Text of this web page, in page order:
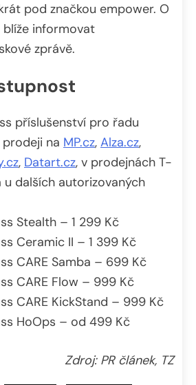
pod značkou empower. O
informovat
zprávě.
příslušenství pro řadu
prodeji na MP.cz, Alza.cz,
, Datart.cz, v prodejnách T-
u dalších autorizovaných
Stealth – 1 299 Kč
Ceramic II – 1 399 Kč
CARE Samba – 699 Kč
CARE Flow – 999 Kč
CARE KickStand – 999 Kč
HoOps – od 499 Kč
Zdroj: PR článek, TZ